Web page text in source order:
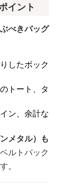
イント
べきバッグ
したボック
トート、タ
ン、余計な
メタル）も
ルトバック
。